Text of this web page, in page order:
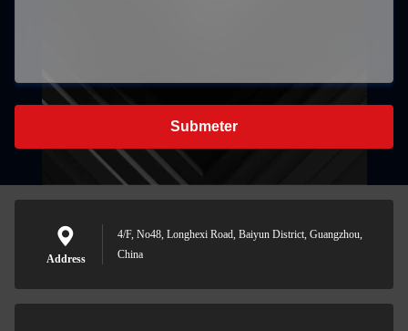
Submeter
Address
4/F, No48, Longhexi Road, Baiyun District, Guangzhou,
China